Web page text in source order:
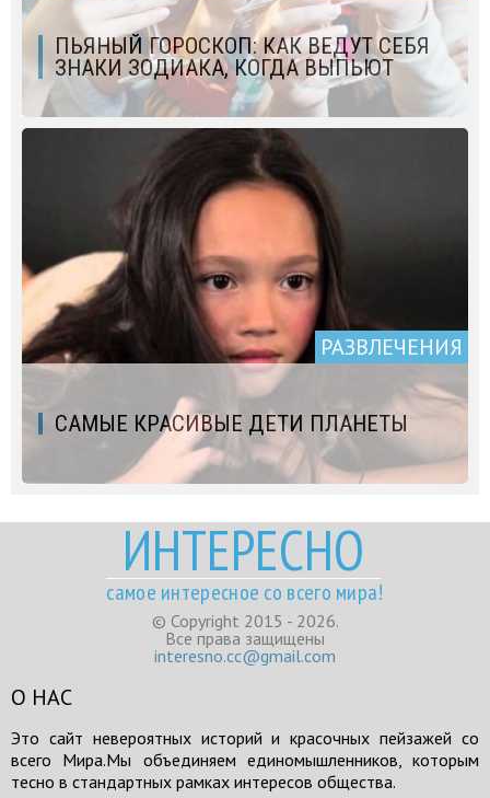
ПЬЯНЫЙ ГОРОСКОП: КАК ВЕДУТ СЕБЯ
ЗНАКИ ЗОДИАКА, КОГДА ВЫПЬЮТ
РАЗВЛЕЧЕНИЯ
САМЫЕ КРАСИВЫЕ ДЕТИ ПЛАНЕТЫ
ИНТЕРЕСНО
самое интересное со всего мира!
© Copyright 2015 - 2026.
Все права защищены
interesno.cc@gmail.com
О НАС
Это сайт невероятных историй и красочных пейзажей со
всего Мира.Мы объединяем единомышленников, которым
тесно в стандартных рамках интересов общества.